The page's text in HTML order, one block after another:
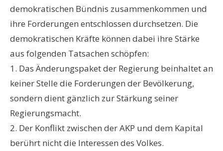
demokratischen Bündnis zusammenkommen und
ihre Forderungen entschlossen durchsetzen. Die
demokratischen Kräfte können dabei ihre Stärke
aus folgenden Tatsachen schöpfen:
1. Das Änderungspaket der Regierung beinhaltet an
keiner Stelle die Forderungen der Bevölkerung,
sondern dient gänzlich zur Stärkung seiner
Regierungsmacht.
2. Der Konflikt zwischen der AKP und dem Kapital
berührt nicht die Interessen des Volkes.